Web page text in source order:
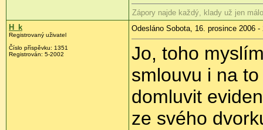
Zápory najde každý, klady už jen
H_k
Registrovaný uživatel
Číslo příspěvku: 1351
Registrován: 5-2002
Odesláno Sobota, 16. prosince 2006 -
Jo, toho
smlouvu i na
domluvit
ze svého